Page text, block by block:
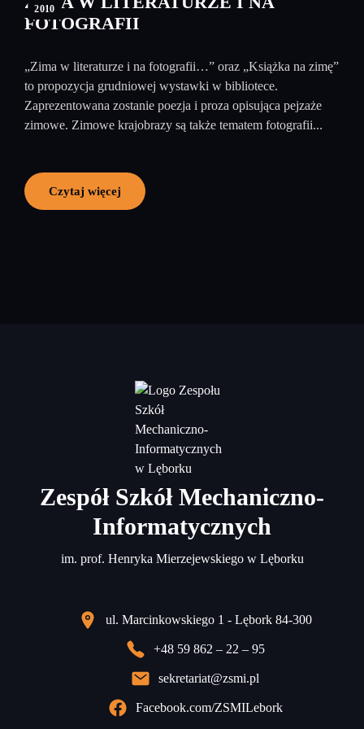
2010
FOTOGRAFII
„Zima w literaturze i na fotografii…” oraz „Książka na zimę”
to propozycja grudniowej wystawki w bibliotece.
Zaprezentowana zostanie poezja i proza opisująca pejzaże
zimowe. Zimowe krajobrazy są także tematem fotografii...
Czytaj więcej
Zespół Szkół Mechaniczno-
Informatycznych
im. prof. Henryka Mierzejewskiego w Lęborku
ul. Marcinkowskiego 1 - Lębork 84-300
+48 59 862 – 22 – 95
sekretariat@zsmi.pl
Facebook.com/ZSMILebork